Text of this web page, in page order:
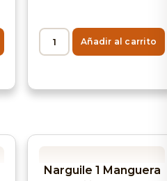
Añadir al carrito
Narguile 1 Manguera